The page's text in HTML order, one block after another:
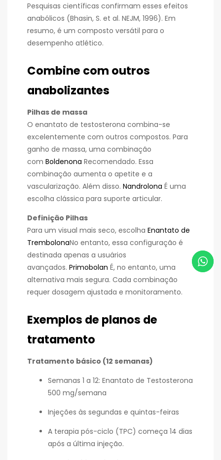
Pesquisas científicas confirmam esses efeitos
anabólicos (Bhasin, S. et al. NEJM, 1996). Em
resumo, é um composto versátil para o
desempenho atlético.
Combine com outros
anabolizantes
Pilhas de massa
O enantato de testosterona combina-se
excelentemente com outros compostos. Para
ganho de massa, uma combinação
com Boldenona Recomendado. Essa
combinação aumenta o apetite e a
vascularização. Além disso. Nandrolona É uma
escolha clássica para suporte articular.
Definição Pilhas
Para um visual mais seco, escolha Enantato de
TrembolonaNo entanto, essa configuração é
destinada apenas a usuários
avançados. Primobolan É, no entanto, uma
alternativa mais segura. Cada combinação
requer dosagem ajustada e monitoramento.
Exemplos de planos de
tratamento
Tratamento básico (12 semanas)
Semanas 1 a 12: Enantato de Testosterona
500 mg/semana
Injeções às segundas e quintas-feiras
A terapia pós-ciclo (TPC) começa 14 dias
após a última injeção.